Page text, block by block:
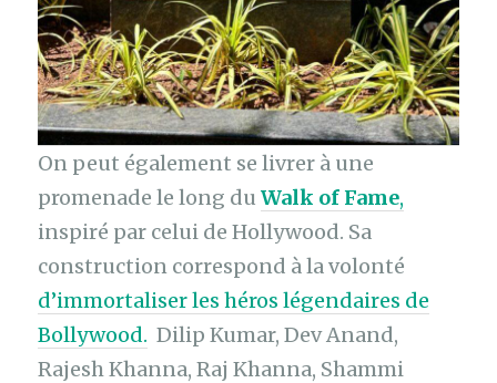
On peut également se livrer à une
promenade le long duWalk of Fame,
inspiré par celui de Hollywood. Sa
construction correspond à la volonté
d’immortaliser les héros légendaires de
Bollywood. Dilip Kumar, Dev Anand,
Rajesh Khanna, Raj Khanna, Shammi